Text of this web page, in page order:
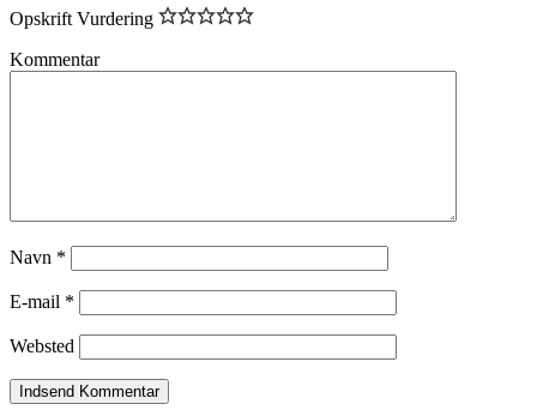
Opskrift Vurdering
Kommentar
Navn *
E-mail *
Websted